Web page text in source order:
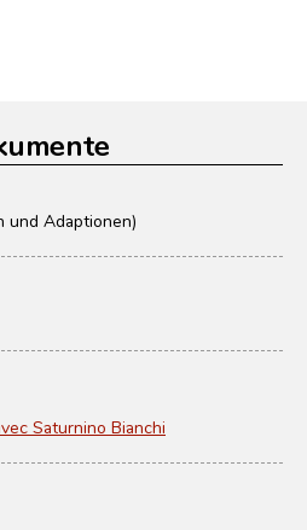
und Adaptionen)
Saturnino Bianchi